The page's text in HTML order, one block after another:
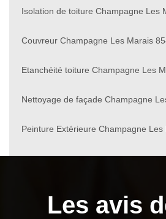
Isolation de toiture Champagne Les
Couvreur Champagne Les Marais
Etanchéité toiture Champagne Les
Nettoyage de façade Champagne
Peinture Extérieure Champagne
Les avis